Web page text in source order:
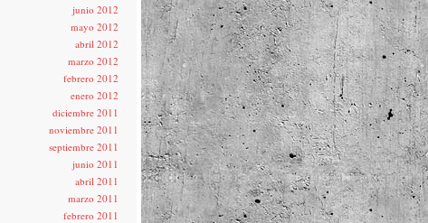
junio 2012
mayo 2012
abril 2012
marzo 2012
febrero 2012
enero 2012
diciembre 2011
noviembre 2011
septiembre 2011
junio 2011
abril 2011
marzo 2011
febrero 2011